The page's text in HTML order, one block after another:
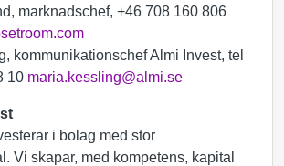
marknadschef, +46 708 160 806
kommunikationschef Almi Invest, tel
10 maria.kessling@almi.se
i bolag med stor
Vi skapar, med kompetens, kapital